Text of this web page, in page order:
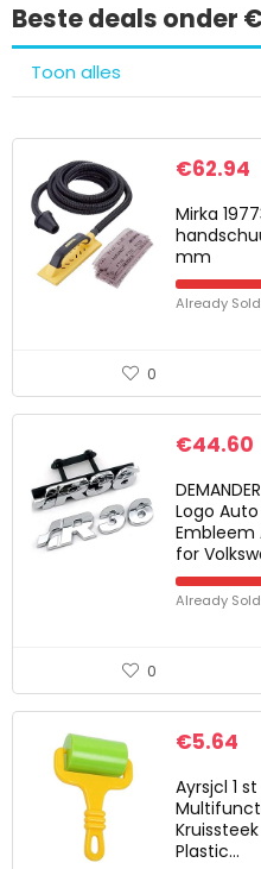
Beste deals onder
Toon alles
€62.94
Mirka
mm
Already
0
€44.60
Logo
Embleem
for
Already
0
€5.64
Ayrsjcl 1
Plastic…